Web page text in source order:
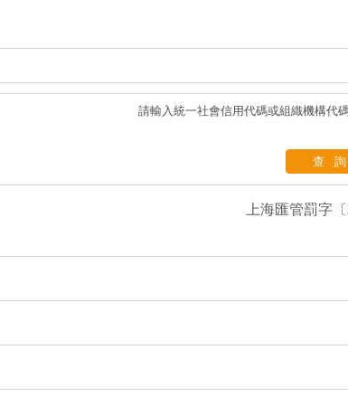
請輸入統一社會信用代碼或組織機構代碼
查詢
上海匯管罰字